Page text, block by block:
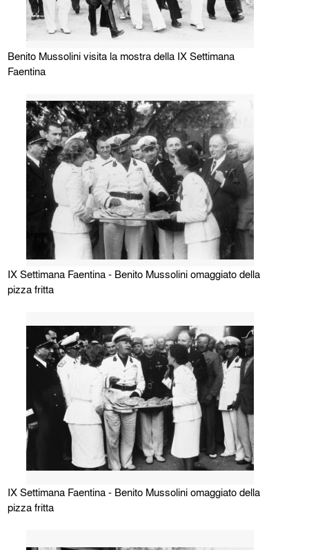
Benito Mussolini visita la mostra della IX Settimana
Faentina
IX Settimana Faentina - Benito Mussolini omaggiato della
pizza fritta
IX Settimana Faentina - Benito Mussolini omaggiato della
pizza fritta